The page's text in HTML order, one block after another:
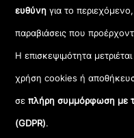
ευθύνη για το
παραβιάσεις που
Η επισκεψιμότητα
χρήση cookies ή
σεπλήρη συμμόρφωση με
(GDPR).